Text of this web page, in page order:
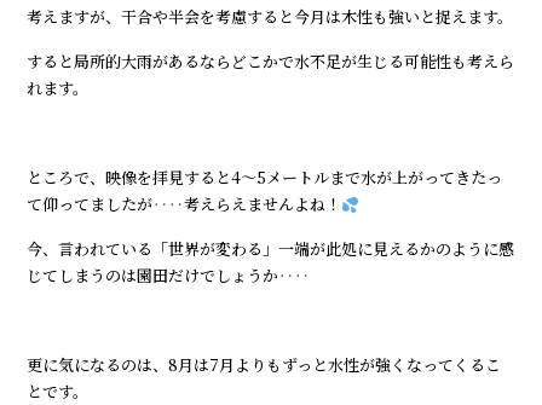
考えますが、干合や半会を考慮すると今月は木性も強いと捉えます。
すると局所的大雨があるならどこかで水不足が生じる可能性も考えら
れます。
ところで、映像を拝見すると4～5メートルまで水が上がってきたっ
て仰ってましたが‥‥考えらえませんよね！
今、言われている「世界が変わる」一端が此処に見えるかのように感
じてしまうのは園田だけでしょうか‥‥
更に気になるのは、8月は7月よりもずっと水性が強くなってくるこ
とです。